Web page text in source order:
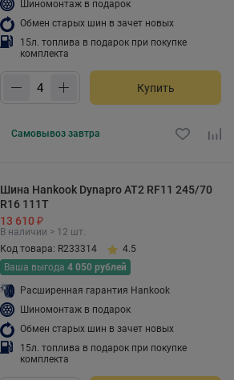
Шиномонтаж в подарок
Обмен старых шин в зачет новых
15л. топлива в подарок при покупке
комплекта
Купить
Самовывоз завтра
Шина Hankook Dynapro AT2 RF11 245/70
R16 111T
13 610 ₽
В наличии > 12 шт.
Код товара: R233314
4.5
Ваша выгода 4 050 рублей
Расширенная гарантия Hankook
Шиномонтаж в подарок
Обмен старых шин в зачет новых
15л. топлива в подарок при покупке
комплекта